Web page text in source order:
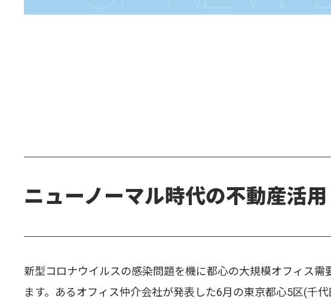
ニューノーマル時代の不動産活用
新型コロナウイルスの感染問題を機に都心の大規模オフィス需
ます。あるオフィス仲介会社が発表した6月の東京都心5区(千